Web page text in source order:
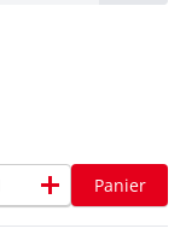
add Panier